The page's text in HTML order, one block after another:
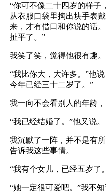
“你可不像二十四岁的样子
从衣服口袋里掏出块手表
来，才有借口和你说的话
扯平了。”
我笑了笑，觉得他很有趣。
“我比你大，大许多。”他
今年已经三十二岁了。”
我一向不会看别人的年龄
“我已经结婚了。”他又说。
我沉默了一阵，并不是有
告诉我这些事情。
“我有个女儿，已经五岁了
“她一定很可爱吧。”我不知